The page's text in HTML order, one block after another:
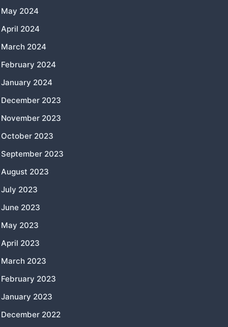
May 2024
April 2024
March 2024
February 2024
January 2024
December 2023
November 2023
October 2023
September 2023
August 2023
July 2023
June 2023
May 2023
April 2023
March 2023
February 2023
January 2023
December 2022